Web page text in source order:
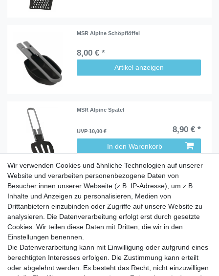
MSR Alpine Schöpflöffel
8,00 € *
Artikel anzeigen
MSR Alpine Spatel
UVP 10,00 € 8,90 € *
In den Warenkorb
Wir verwenden Cookies und ähnliche Technologien auf unserer
Website und verarbeiten personenbezogene Daten von
Besucher:innen unserer Webseite (z.B. IP-Adresse), um z.B.
Inhalte und Anzeigen zu personalisieren, Medien von
Drittanbietern einzubinden oder Zugriffe auf unsere Website zu
analysieren. Die Datenverarbeitung erfolgt erst durch gesetzte
Cookies. Wir teilen diese Daten mit Dritten, die wir in den
Einstellungen benennen.
Die Datenverarbeitung kann mit Einwilligung oder aufgrund eines
berechtigten Interesses erfolgen. Die Zustimmung kann erteilt
oder abgelehnt werden. Es besteht das Recht, nicht einzuwilligen
Service
Zahlungarten
Versandkosten
Batterierücknahmeverordnung
Kostenloser Newsletter
E-MAIL **
Newsletter